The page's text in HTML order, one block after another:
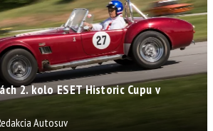
2. kolo ESET Historic Cupu v
Autosuv